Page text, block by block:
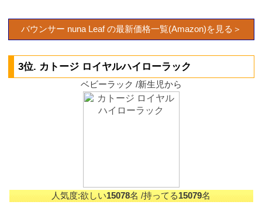
バウンサー nuna Leaf の最新価格一覧(Amazon)を見る＞
3位. カトージ ロイヤルハイローラック
ベビーラック /新生児から
人気度:欲しい15078名 /持ってる15079名